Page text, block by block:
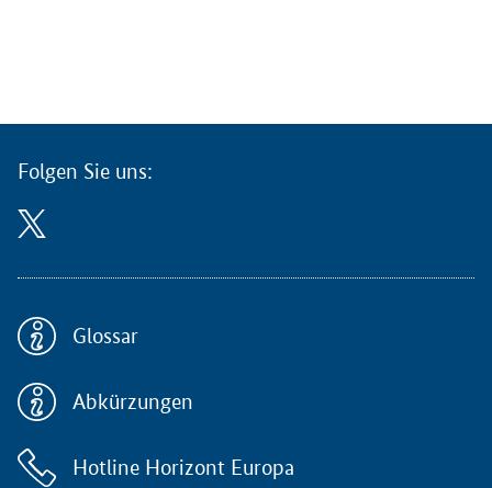
a
n
s
t
l
u
n
d
r
N
Folgen Sie uns:
Glossar
Abkürzungen
Hotline Horizont Europa